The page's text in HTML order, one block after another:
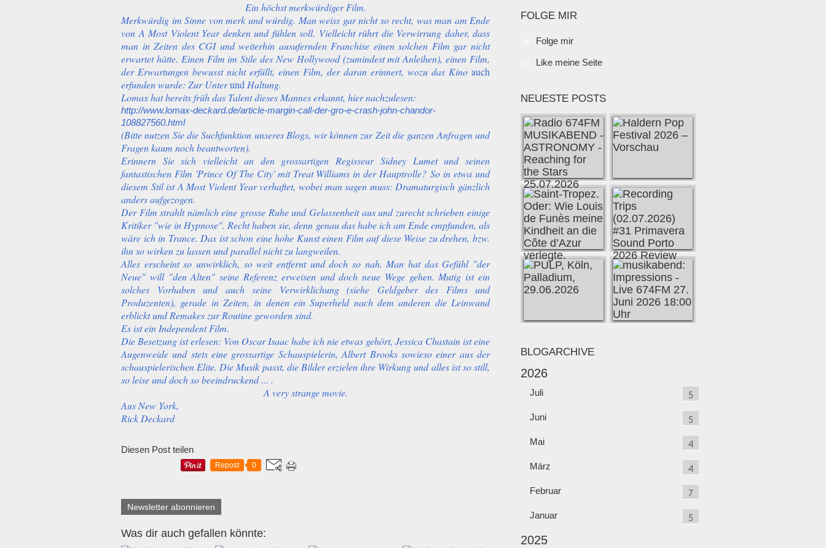
Ein höchst merkwürdiger Film.
Merkwürdig im Sinne von merk und würdig. Man weiss gar nicht so recht, was man am Ende
von A Most Violent Year denken und fühlen soll. Vielleicht rührt die Verwirrung daher, dass
man in Zeiten des CGI und weiterhin ausufernden Franchise einen solchen Film gar nicht
erwartet hätte. Einen Film im Stile des New Hollywood (zumindest mit Anleihen), einen Film,
der Erwartungen bewusst nicht erfüllt, einen Film, der daran erinnert, wozu das Kino auch
erfunden wurde: Zur UnterundHaltung.
Lomax hat bereits früh das Talent dieses Mannes erkannt, hier nachzulesen:
http://www.lomax-deckard.de/article-margin-call-der-gro-e-crash-john-chandor-
108827560.html
(Bitte nutzen Sie die Suchfunktion unseres Blogs, wir können zur Zeit die ganzen Anfragen und
Fragen kaum noch beantworten).
Erinnern Sie sich vielleicht an den grossartigen Regisseur Sidney Lumet und seinen
fantastischen Film 'Prince Of The City' mit Treat Williams in der Hauptrolle? So in etwa und
diesem Stil ist A Most Violent Year verhaftet, wobei man sagen muss: Dramaturgisch gänzlich
anders aufgezogen.
Der Film strahlt nämlich eine grosse Ruhe und Gelassenheit aus und zurecht schrieben einige
Kritiker "wie in Hypnose". Recht haben sie, denn genau das habe ich am Ende empfunden, als
wäre ich in Trance. Das ist schon eine hohe Kunst einen Film auf diese Weise zu drehen, bzw.
ihn so wirken zu lassen und parallel nicht zu langweilen.
Alles erscheint so unwirklich, so weit entfernt und doch so nah. Man hat das Gefühl "der
Neue" will "den Alten" seine Referenz erweisen und doch neue Wege gehen. Mutig ist ein
solches Vorhaben und auch seine Verwirklichung (siehe Geldgeber des Films und
Produzenten), gerade in Zeiten, in denen ein Superheld nach dem anderen die Leinwand
erblickt und Remakes zur Routine geworden sind.
Es ist ein Independent Film.
Die Besetzung ist erlesen: Von Oscar Isaac habe ich nie etwas gehört, Jessica Chastain ist eine
Augenweide und stets eine grossartige Schauspielerin, Albert Brooks sowieso einer aus der
schauspielerischen Elite. Die Musik passt, die Bilder erzielen ihre Wirkung und alles ist so still,
so leise und doch so beeindruckend ... .
A very strange movie.
Aus New York,
Rick Deckard
Diesen Post teilen
Repost 0
Newsletter abonnieren
Was dir auch gefallen könnte:
FOLGE MIR
Folge mir
Like meine Seite
NEUESTE POSTS
BLOGARCHIVE
2026
Juli 5
Juni 5
Mai 4
März 4
Februar 7
Januar 5
2025